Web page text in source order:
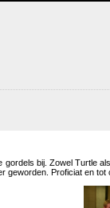
gordels bij. Zowel Turtle
geworden. Proficiat en tot